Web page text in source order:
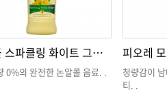
무알콜 스파클링 화이트 그레이프
0%의 완전한 논알콜 음료. .
피오레
티. .